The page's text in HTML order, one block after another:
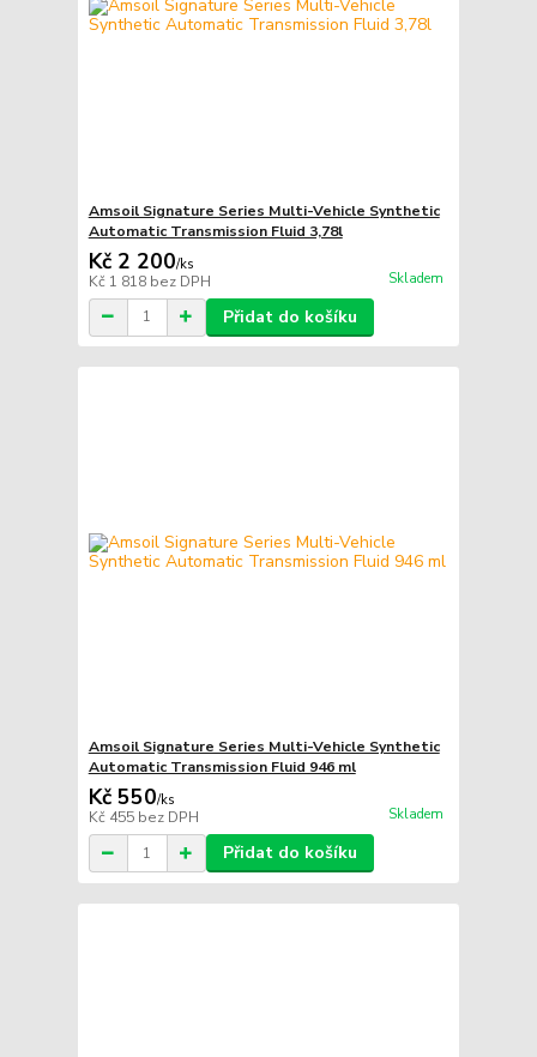
Amsoil Signature Series Multi-Vehicle Synthetic
Automatic Transmission Fluid 3,78l
Kč 2 200/ks
Kč 1 818 bez DPH Skladem
Přidat do košíku
Amsoil Signature Series Multi-Vehicle Synthetic
Automatic Transmission Fluid 946 ml
Kč 550/ks
Kč 455 bez DPH Skladem
Přidat do košíku